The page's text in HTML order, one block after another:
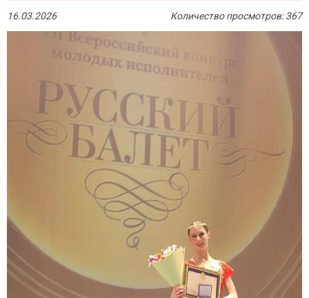
16.03.2026 Количество просмотров: 367